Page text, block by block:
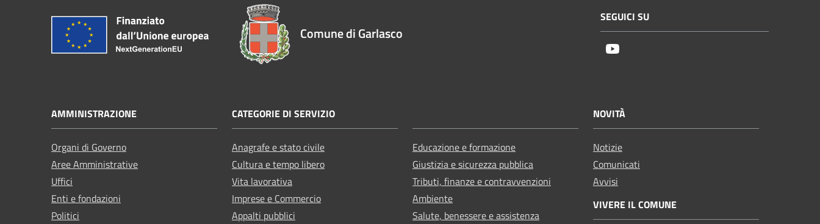
Comune di Garlasco
SEGUICI SU
AMMINISTRAZIONE
Organi di Governo
Aree Amministrative
Uffici
Enti e fondazioni
Politici
CATEGORIE DI SERVIZIO
Anagrafe e stato civile
Cultura e tempo libero
Vita lavorativa
Imprese e Commercio
Appalti pubblici
Educazione e formazione
Giustizia e sicurezza pubblica
Tributi, finanze e contravvenzioni
Ambiente
Salute, benessere e assistenza
NOVITÀ
Notizie
Comunicati
Avvisi
VIVERE IL COMUNE